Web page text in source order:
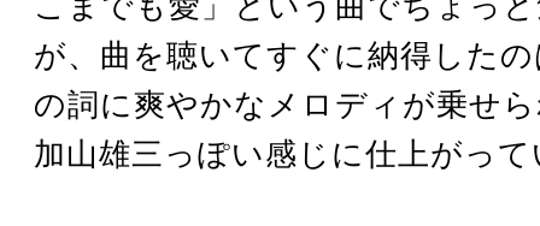
が、曲を聴いてすぐに納得した
の詞に爽やかなメロディが乗せ
加山雄三っぽい感じに仕上がっ